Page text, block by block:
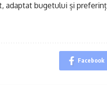
adaptat bugetului și
Facebook